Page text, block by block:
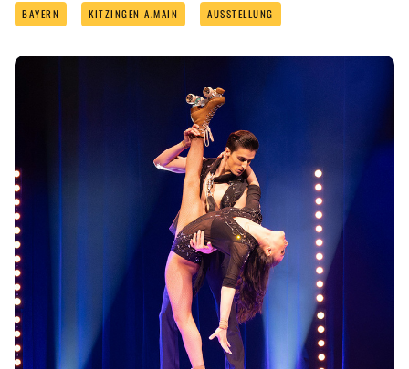
BAYERN KITZINGEN A.MAIN AUSSTELLUNG